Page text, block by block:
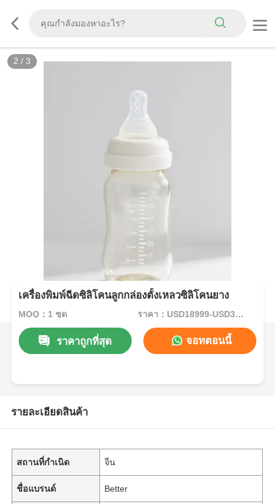
2 / 3
เครื่องพิมพ์ฉีดซิลิโคนลูกกล่องตั้งเหลวซิลิโคนยาง
MOQ：1 ชุด ราคา：USD18999-USD34999per set
ราคาถูกที่สุด จอทตอนนี้
รายละเอียดสินค้า
สถานที่กำเนิด จีน
ชื่อแบรนด์ Better